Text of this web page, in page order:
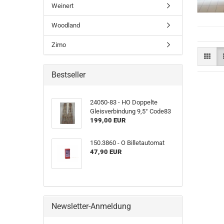
Weinert
Woodland
Zimo
Bestseller
24050-83 - HO Doppelte
Gleisverbindung 9,5° Code83
199,00 EUR
150.3860 - O Billetautomat
47,90 EUR
Newsletter-Anmeldung